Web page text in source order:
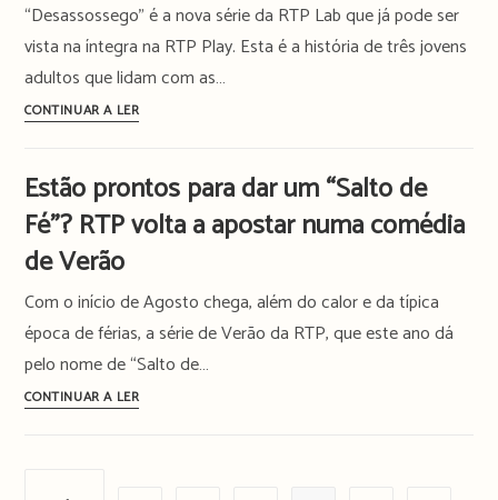
as
segundas-
feiras
desdobra
a
realidade
em
“Desassossego” é a nova série da RTP Lab que já pode ser
vista na íntegra na RTP Play. Esta é a história de três jovens
adultos que lidam com as…
CONTINUAR A LER“Desassossego”:
Lab
fala
desafios
da
nova
Estão prontos para dar um “Salto de
Fé”? RTP volta a apostar numa comédia
de Verão
Com o início de Agosto chega, além do calor e da típica
época de férias, a série de Verão da RTP, que este ano dá
pelo nome de “Salto de…
CONTINUAR A LEREstão